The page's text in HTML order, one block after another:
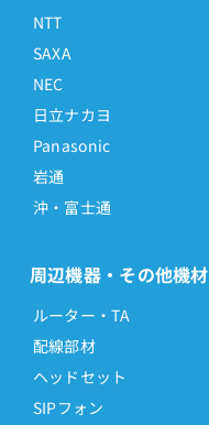
NTT
SAXA
NEC
日立ナカヨ
Panasonic
岩通
沖・富士通
周辺機器・その他機材
ルーター・TA
配線部材
ヘッドセット
SIPフォン